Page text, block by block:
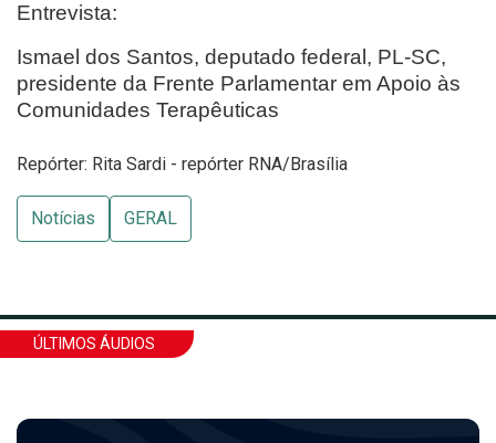
Entrevista:
Ismael dos Santos, deputado federal, PL-SC,
presidente da Frente Parlamentar em Apoio às
Comunidades Terapêuticas
Repórter: Rita Sardi - repórter RNA/Brasília
Notícias GERAL
ÚLTIMOS ÁUDIOS